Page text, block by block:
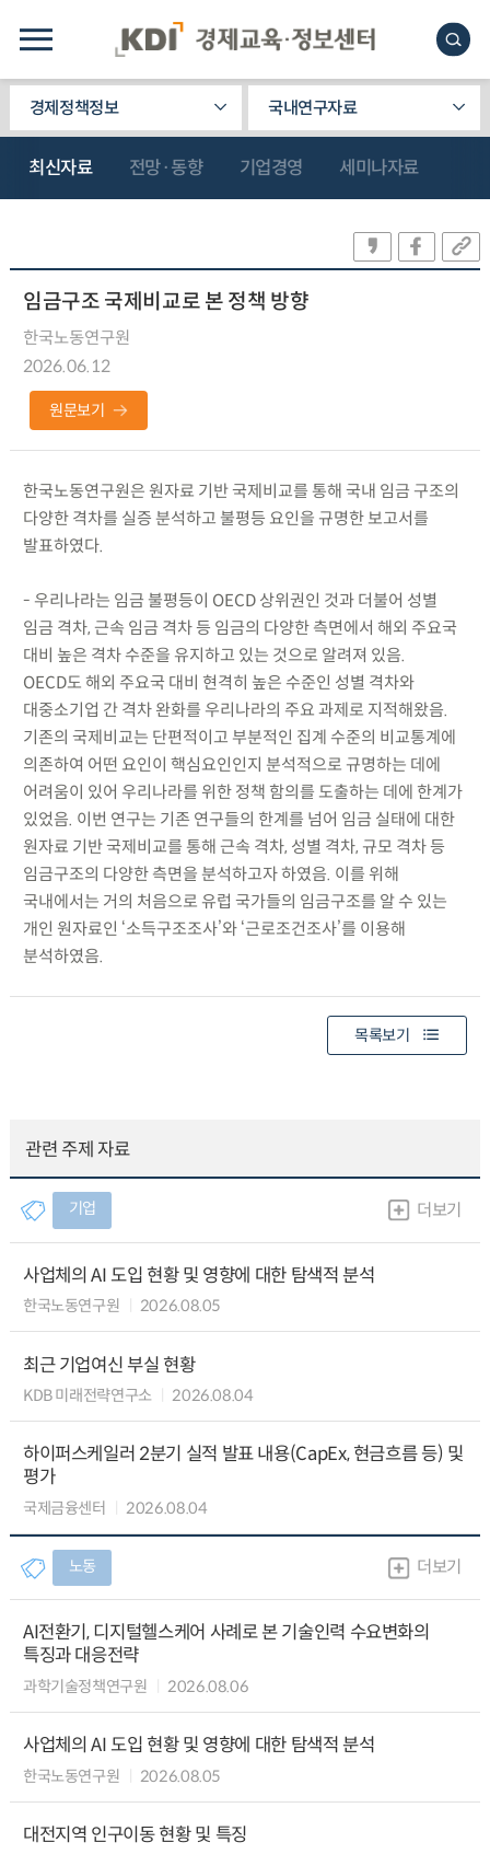
경제정책정보 국내연구자료
최신자료 전망·동향 기업경영 세미나자료
임금구조 국제비교로 본 정책 방향
한국노동연구원
2026.06.12
원문보기
한국노동연구원은 원자료 기반 국제비교를 통해 국내 임금 구조의
다양한 격차를 실증 분석하고 불평등 요인을 규명한 보고서를
발표하였다.
- 우리나라는 임금 불평등이 OECD 상위권인 것과 더불어 성별
임금 격차, 근속 임금 격차 등 임금의 다양한 측면에서 해외 주요국
대비 높은 격차 수준을 유지하고 있는 것으로 알려져 있음.
OECD도 해외 주요국 대비 현격히 높은 수준인 성별 격차와
대중소기업 간 격차 완화를 우리나라의 주요 과제로 지적해왔음.
기존의 국제비교는 단편적이고 부분적인 집계 수준의 비교통계에
의존하여 어떤 요인이 핵심요인인지 분석적으로 규명하는 데에
어려움이 있어 우리나라를 위한 정책 함의를 도출하는 데에 한계가
있었음. 이번 연구는 기존 연구들의 한계를 넘어 임금 실태에 대한
원자료 기반 국제비교를 통해 근속 격차, 성별 격차, 규모 격차 등
임금구조의 다양한 측면을 분석하고자 하였음. 이를 위해
국내에서는 거의 처음으로 유럽 국가들의 임금구조를 알 수 있는
개인 원자료인 ‘소득구조조사’와 ‘근로조건조사’를 이용해
분석하였음.
목록보기
관련 주제 자료
기업 더보기
사업체의 AI 도입 현황 및 영향에 대한 탐색적 분석
한국노동연구원 2026.08.05
최근 기업여신 부실 현황
KDB 미래전략연구소 2026.08.04
하이퍼스케일러 2분기 실적 발표 내용(CapEx, 현금흐름 등) 및
평가
국제금융센터 2026.08.04
노동 더보기
AI전환기, 디지털헬스케어 사례로 본 기술인력 수요변화의
특징과 대응전략
과학기술정책연구원 2026.08.06
사업체의 AI 도입 현황 및 영향에 대한 탐색적 분석
한국노동연구원 2026.08.05
대전지역 인구이동 현황 및 특징